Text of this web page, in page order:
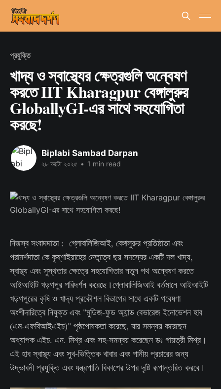
প্রযুক্তি
খাদ্য ও স্বাস্থ্যের ক্ষেত্রগুলি অন্বেষণ
করতে IIT Kharagpur বেঙ্গালুরুর
GloballyGI-এর সাথে সহযোগিতা
করছে!
Biplabi Sambad Darpan
২৮ অক্টো ২০২৫ • 1 min read
নিজস্ব সংবাদদাতা : গ্লোবালিজিআই, বেঙ্গালুরুর প্রতিষ্ঠাতা এবং
পরামর্শদাতা কে কৃষ্ণাইয়াহের নেতৃত্বে ছয় সদস্যের একটি দল খাদ্য,
স্বাস্থ্য এবং সুস্থতার ক্ষেত্রে সহযোগিতার নতুন পথ অন্বেষণ করতে
আইআইটি খড়গপুর পরিদর্শন করেছে।গ্লোবালিজিআই বর্তমানে আইআইটি
খড়গপুরের কৃষি ও খাদ্য প্রকৌশল বিভাগের সাথে একটি গবেষণা
অংশীদারিত্বে নিযুক্ত এবং "মুডিজ-ফুড অ্যান্ড বেভারেজ ইনোভেশন হাব
(এম-এফবিআইএইচ)" পৃষ্ঠপোষকতা করেছে, যার সমন্বয় করেছেন
অধ্যাপক এইচ. এন. মিশ্র এবং সহ-সমন্বয় করেছেন ডঃ গায়ত্রী মিশ্র।
এই হাব স্বাস্থ্য এবং সুখ-ভিত্তিক খাবার এবং পানীয় প্রচারের জন্য
উদ্ভাবনী প্রযুক্তি এবং যন্ত্রপাতি বিকাশের উপর দৃষ্টি রূপান্তরিত করবে।